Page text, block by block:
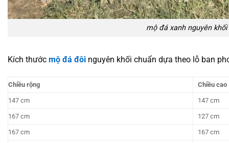
mộ đá xanh nguyên khối
Kích thước mộ đá đôi nguyên khối chuẩn dựa theo lỗ ban
Chiều rộng Chiều cao
147 cm 147 cm
167 cm 127 cm
167 cm 167 cm